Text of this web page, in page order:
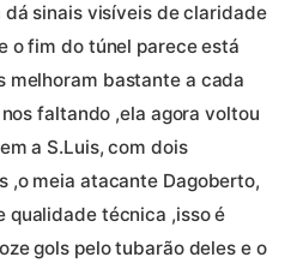
dá sinais visíveis de claridade
o fim do túnel parece está
melhoram bastante a cada
faltando ,ela agora voltou
a S.Luis, com dois
,o meia atacante Dagoberto,
qualidade técnica ,isso é
gols pelo tubarão deles e o